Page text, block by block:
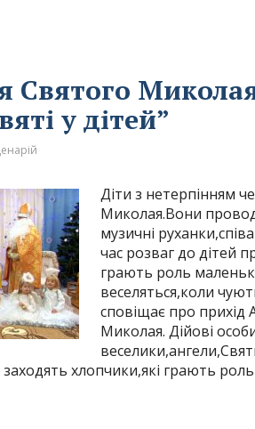
Святого
у дітей”
Діти з нетерпінням
Миколая.Вони
музичні
час розваг до дітей
грають роль
веселяться,коли
сповіщає про прихід
Миколая. Дійові
хлопчики,які грають роль